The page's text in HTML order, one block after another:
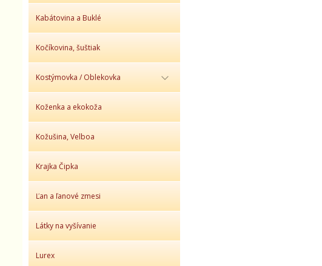
Kabátovina a Buklé
Kočíkovina, šuštiak
Kostýmovka / Oblekovka
Koženka a ekokoža
Kožušina, Velboa
Krajka Čipka
Ľan a ľanové zmesi
Látky na vyšívanie
Lurex